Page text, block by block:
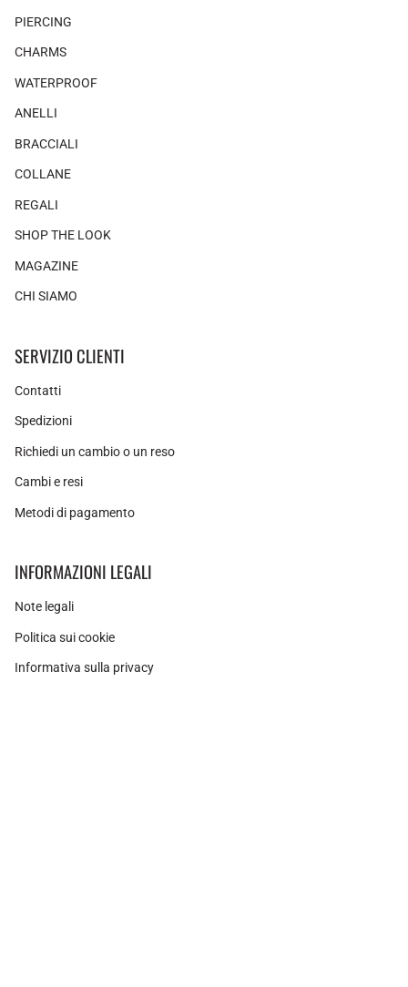
PIERCING
CHARMS
WATERPROOF
ANELLI
BRACCIALI
COLLANE
REGALI
SHOP THE LOOK
MAGAZINE
CHI SIAMO
SERVIZIO CLIENTI
Contatti
Spedizioni
Richiedi un cambio o un reso
Cambi e resi
Metodi di pagamento
INFORMAZIONI LEGALI
Note legali
Politica sui cookie
Informativa sulla privacy